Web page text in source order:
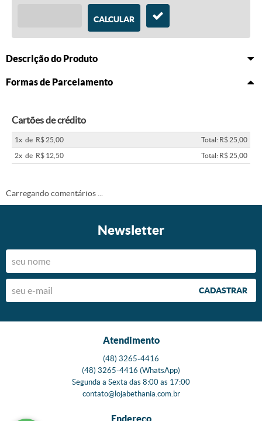
CALCULAR
Descrição do Produto
Formas de Parcelamento
Cartões de crédito
1x de R$ 25,00 Total: R$ 25,00
2x de R$ 12,50 Total: R$ 25,00
Carregando comentários ...
Newsletter
CADASTRAR
Atendimento
(48) 3265-4416
(48) 3265-4416 (WhatsApp)
Segunda a Sexta das 8:00 as 17:00
contato@lojabethania.com.br
Endereço